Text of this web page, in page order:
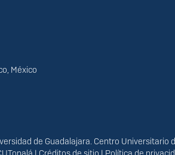
México
de Guadalajara. Centro Universitario